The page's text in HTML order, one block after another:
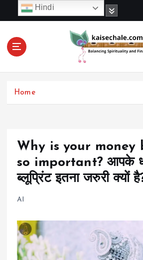
c
Home
Why is your
so important? आपके
ब्लूप्रिंट इतना जरुरी क्यों
AI
Hindi